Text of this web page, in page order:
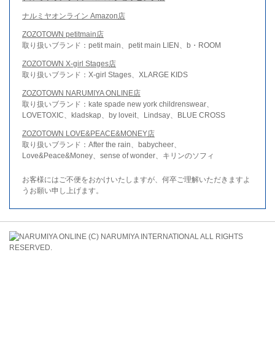
ナルミヤオンライン Amazon店
ZOZOTOWN petitmain店
取り扱いブランド：petit main、petit main LIEN、b・ROOM
ZOZOTOWN X-girl Stages店
取り扱いブランド：X-girl Stages、XLARGE KIDS
ZOZOTOWN NARUMIYA ONLINE店
取り扱いブランド：kate spade new york childrenswear、
LOVETOXIC、kladskap、by loveit、Lindsay、BLUE CROSS
ZOZOTOWN LOVE&PEACE&MONEY店
取り扱いブランド：After the rain、babycheer、
Love&Peace&Money、sense of wonder、キリンのソフィ
お客様にはご不便をおかけいたしますが、何卒ご理解いただきますよ
うお願い申し上げます。